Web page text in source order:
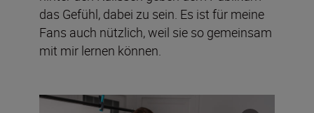
das Gefühl, dabei zu sein. Es ist für meine
Fans auch nützlich, weil sie so gemeinsam
mit mir lernen können.